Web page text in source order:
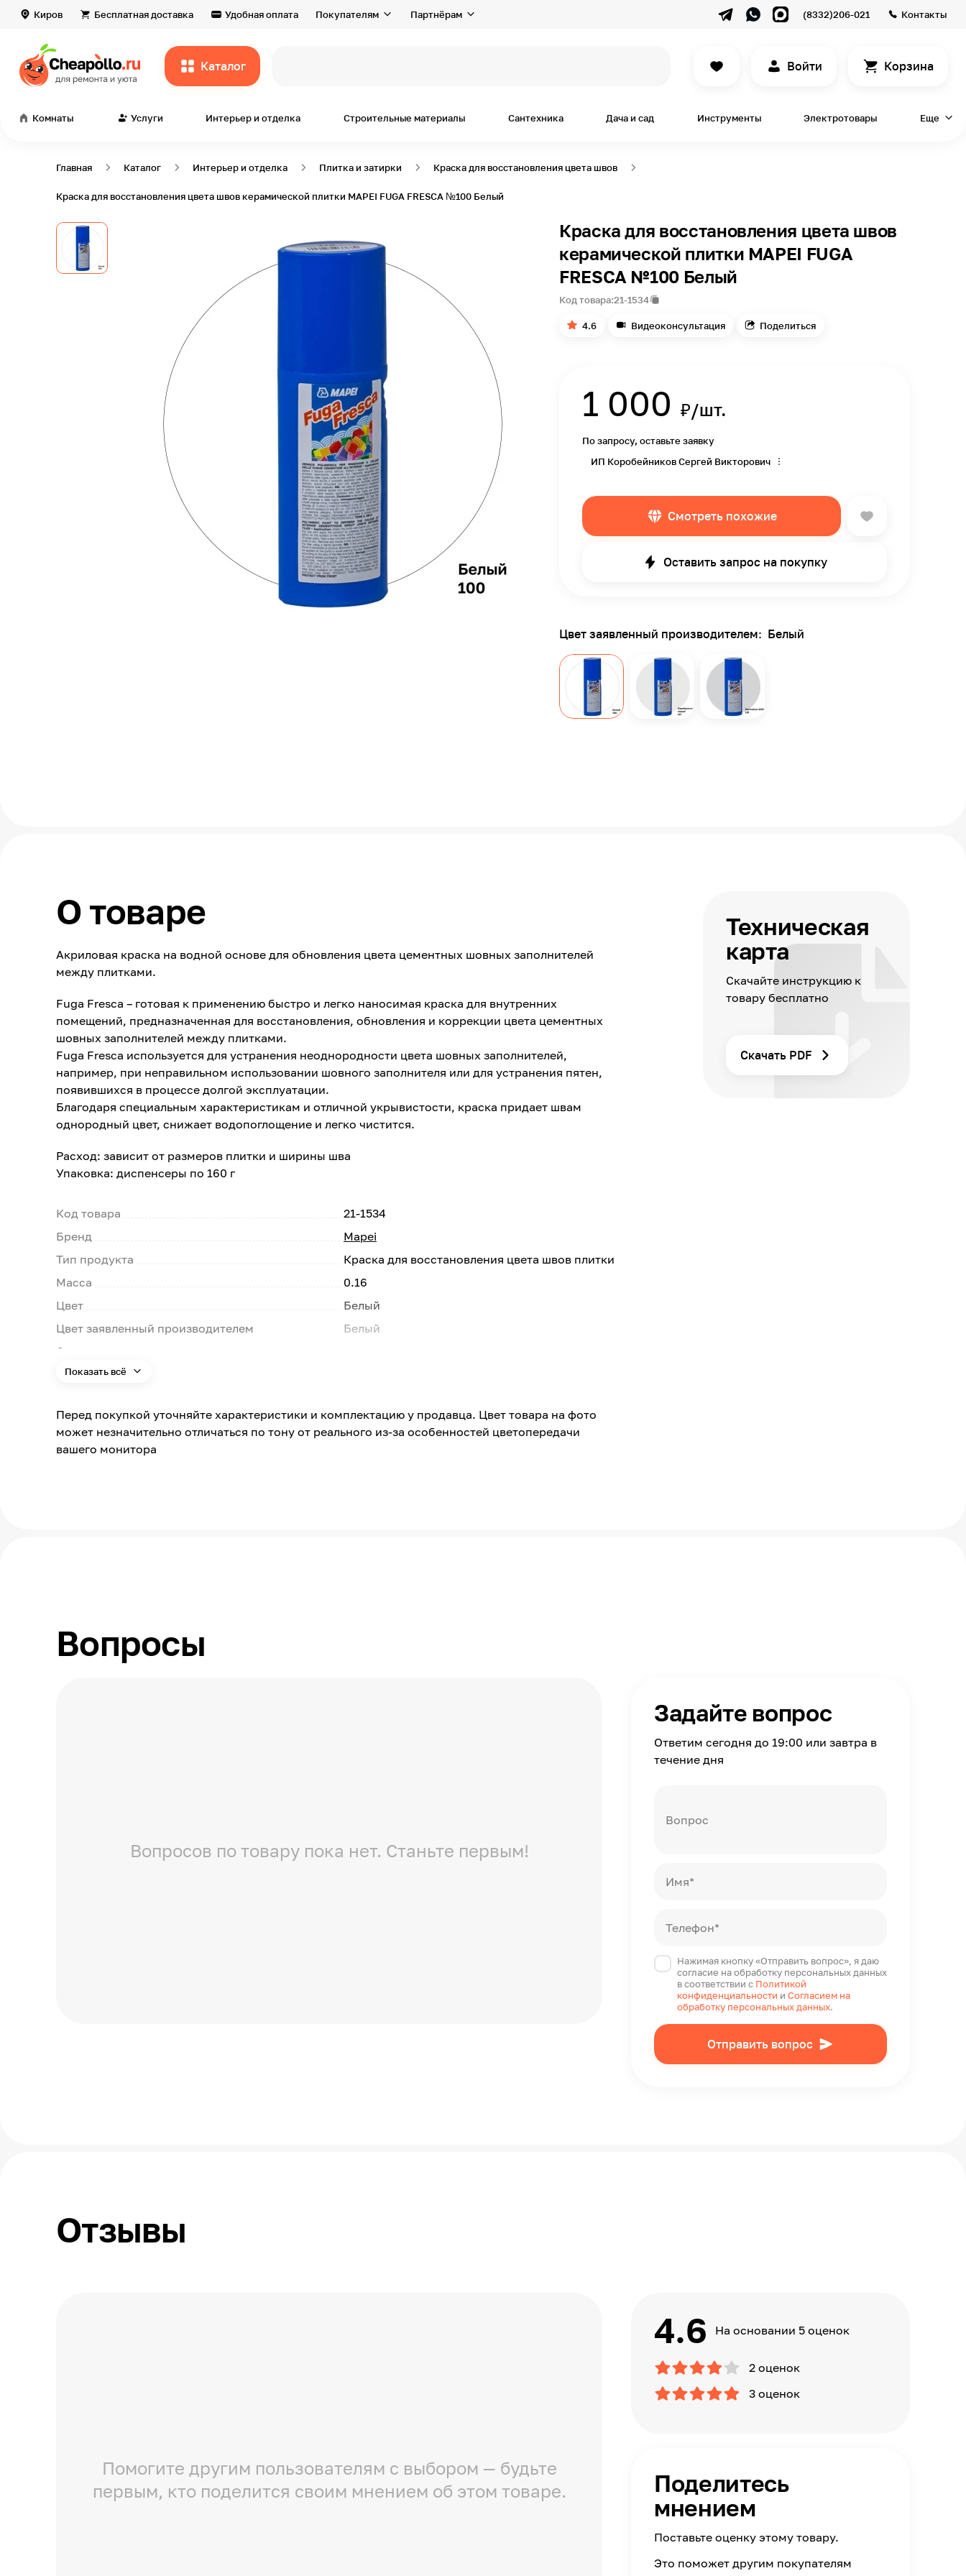
Киров Бесплатная доставка Удобная оплата Покупателям Партнёрам (8332)206-021 Контакты
Каталог Войти Корзина
Комнаты Услуги Интерьер и отделка Строительные материалы Сантехника Дача и сад Инструменты Электротовары Еще
Главная Каталог Интерьер и отделка Плитка и затирки Краска для восстановления цвета швов
Краска для восстановления цвета швов керамической плитки MAPEI FUGA FRESCA №100 Белый
Краска для восстановления цвета швов
керамической плитки MAPEI FUGA
FRESCA №100 Белый
Код товара:21-1534
4.6 Видеоконсультация Поделиться
1 000 ₽/шт.
По запросу, оставьте заявку
ИП Коробейников Сергей Викторович
Смотреть похожие
Оставить запрос на покупку
Цвет заявленный производителем: Белый
О товаре
Акриловая краска на водной основе для обновления цвета цементных шовных заполнителей
между плитками.
Fuga Fresca – готовая к применению быстро и легко наносимая краска для внутренних
помещений, предназначенная для восстановления, обновления и коррекции цвета цементных
шовных заполнителей между плитками.
Fuga Fresca используется для устранения неоднородности цвета шовных заполнителей,
например, при неправильном использовании шовного заполнителя или для устранения пятен,
появившихся в процессе долгой эксплуатации.
Благодаря специальным характеристикам и отличной укрывистости, краска придает швам
однородный цвет, снижает водопоглощение и легко чистится.
Расход: зависит от размеров плитки и ширины шва
Упаковка: диспенсеры по 160 г
Код товара
21-1534
Бренд
Mapei
Тип продукта
Краска для восстановления цвета швов плитки
Масса
0.16
Цвет
Белый
Цвет заявленный производителем
Белый
Основа
Страна производства
Показать всё
Перед покупкой уточняйте характеристики и комплектацию у продавца. Цвет товара на фото
может незначительно отличаться по тону от реального из-за особенностей цветопередачи
вашего монитора
Техническая
карта
Скачайте инструкцию к
товару бесплатно
Скачать PDF
Вопросы
Вопросов по товару пока нет. Станьте первым!
Задайте вопрос
Ответим сегодня до 19:00 или завтра в
течение дня
Вопрос
Имя*
Телефон*
Нажимая кнопку «Отправить вопрос», я даю
согласие на обработку персональных данных
в соответствии с Политикой
конфиденциальности и Согласием на
обработку персональных данных.
Отправить вопрос
Отзывы
Помогите другим пользователям с выбором — будьте
первым, кто поделится своим мнением об этом товаре.
4.6 На основании 5 оценок
2 оценок
3 оценок
Поделитесь
мнением
Поставьте оценку этому товару.
Это поможет другим покупателям